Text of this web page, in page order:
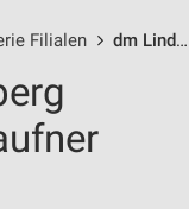
Filialen dm Lindenberg i.Allgäu / Staufner Straße 7 - Öffnungszeiten & Adresse